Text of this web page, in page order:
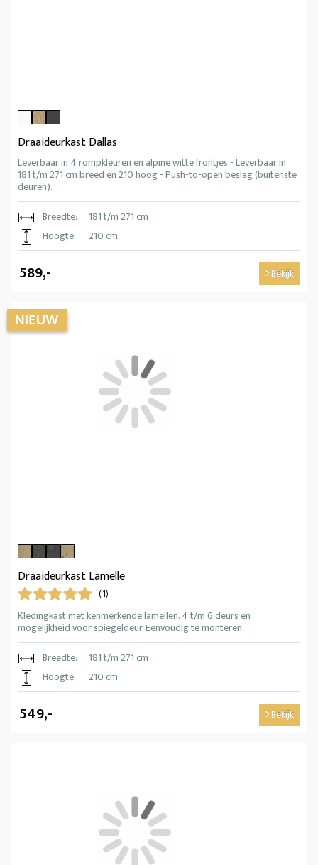
Draaideurkast Dallas
Leverbaar in 4 rompkleuren en alpine witte frontjes - Leverbaar in
181 t/m 271 cm breed en 210 hoog - Push-to-open beslag (buitenste
deuren).
Breedte:
181 t/m 271 cm
Hoogte:
210 cm
589,- Bekijk
Draaideurkast Lamelle
(1)
Kledingkast met kenmerkende lamellen. 4 t/m 6 deurs en
mogelijkheid voor spiegeldeur. Eenvoudig te monteren.
Breedte:
181 t/m 271 cm
Hoogte:
210 cm
549,- Bekijk